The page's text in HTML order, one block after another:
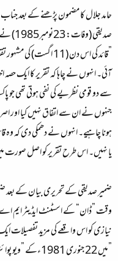
حامد جلال کا مضمون پڑھنے کے بعد
صدیقی (وفات: 23نومبر1985) نے انہیں مندرجہ ذیل تحریری بیان دیا:
”قائد کی اس دن (11
آئی۔ انہوں نے چاہا کہ تقریر کا ایک
سے دو قومی نظریے کی نفی ہوتی تھی جو
جنہوں نے ان سے اتفاق نہیں کیا اور
ہونا چاہیے۔ انہوں نے دھمکی دی کہ وہ
یا نہیں۔ اس طرح تقریر کو اصل صورت
ضمیر صدیقی کے تحریری بیان کے بعد
وقت ”ڈان“ کے اسسٹنٹ ایڈیٹر ایم
نیازی کو اس واقعے کی مزید تفصیلات
”میں 22 جنوری